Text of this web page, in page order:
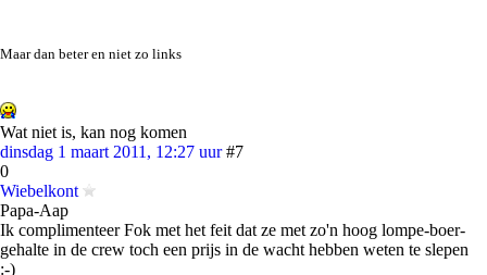
Maar dan beter en niet zo links
Wat niet is, kan nog komen
dinsdag 1 maart 2011, 12:27 uur #7
0
Wiebelkont
Papa-Aap
Ik complimenteer Fok met het feit dat ze met zo'n hoog lompe-boer-
gehalte in de crew toch een prijs in de wacht hebben weten te slepen
:-)